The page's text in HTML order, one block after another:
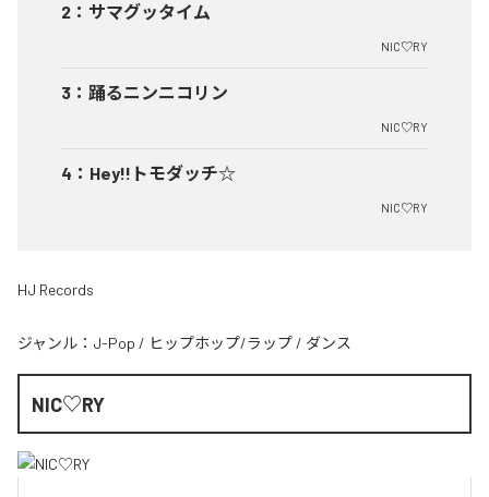
2 ： サマグッタイム
NIC♡RY
3 ： 踊るニンニコリン
NIC♡RY
4 ： Hey!!トモダッチ☆
NIC♡RY
HJ Records
ジャンル： J-Pop / ヒップホップ/ラップ / ダンス
NIC♡RY